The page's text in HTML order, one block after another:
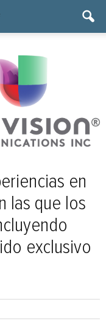
en
las que los
exclusivo